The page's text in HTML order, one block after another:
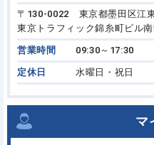
〒130-0022 東京都墨田区江
東京トラフィック錦糸町ビル
営業時間 09:30～17:30
定休日 水曜日・祝日
マ